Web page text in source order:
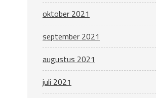
oktober 2021
september 2021
augustus 2021
juli 2021